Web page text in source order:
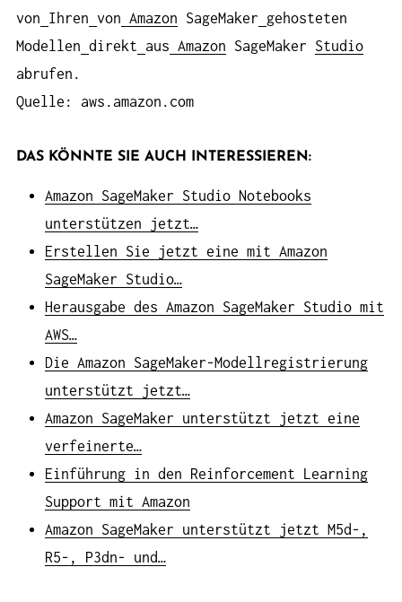
von
Ihren von Amazon SageMaker
gehosteten
Modellen direkt aus Amazon SageMaker Studio
abrufen.
Quelle: aws.amazon.com
DAS KÖNNTE SIE AUCH INTERESSIEREN:
Amazon SageMaker Studio Notebooks
unterstützen jetzt…
Erstellen Sie jetzt eine mit Amazon
SageMaker Studio…
Herausgabe des Amazon SageMaker Studio mit
AWS…
Die Amazon SageMaker-Modellregistrierung
unterstützt jetzt…
Amazon SageMaker unterstützt jetzt eine
verfeinerte…
Einführung in den Reinforcement Learning
Support mit Amazon
Amazon SageMaker unterstützt jetzt M5d-,
R5-, P3dn- und…